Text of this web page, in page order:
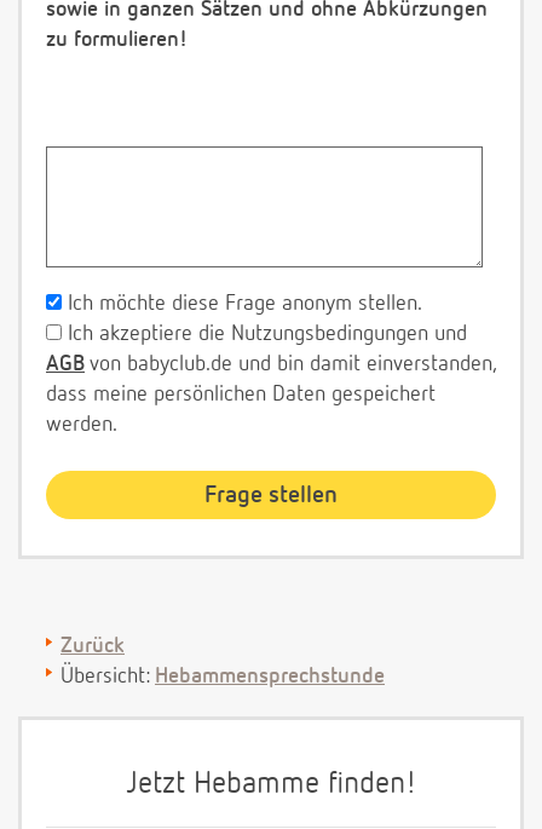
sowie in ganzen Sätzen und ohne Abkürzungen
zu formulieren!
Ich möchte diese Frage anonym stellen.
Ich akzeptiere die Nutzungsbedingungen und
AGB von babyclub.de und bin damit einverstanden,
dass meine persönlichen Daten gespeichert
werden.
Zurück
Übersicht: Hebammensprechstunde
Jetzt Hebamme finden!